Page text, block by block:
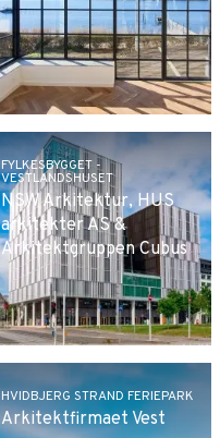
FYLKESBYGGET -
VESTLANDSHUSET
NSW Arkitektur, HUS
arkitekter AS &
Arkitektgruppen Cubus
HVIDBJERG STRAND FERIEPARK
Arkitektfirmaet Vest